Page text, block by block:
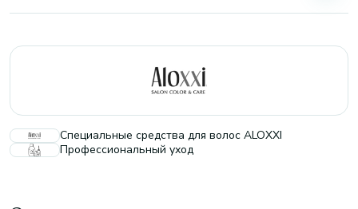
Специальные средства для волос ALOXXI
Профессиональный уход